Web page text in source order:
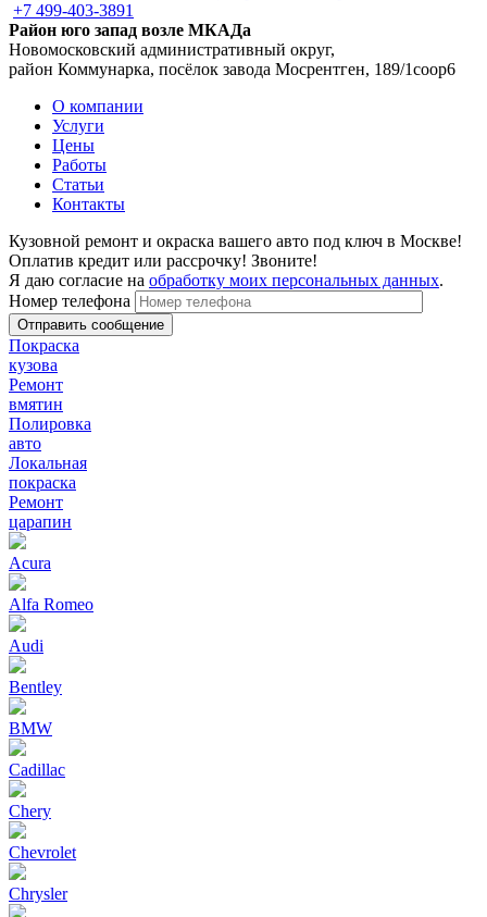
+7 499-403-3891
Район юго запад возле МКАДа
Новомосковский административный округ,
район Коммунарка, посёлок завода Мосрентген, 189/1соор6
О компании
Услуги
Цены
Работы
Статьи
Контакты
Кузовной ремонт и окраска вашего авто под ключ в Москве!
Оплатив кредит или рассрочку! Звоните!
Я даю согласие на обработку моих персональных данных.
Номер телефона
Покраска
кузова
Ремонт
вмятин
Полировка
авто
Локальная
покраска
Ремонт
царапин
Acura
Alfa Romeo
Audi
Bentley
BMW
Cadillac
Chery
Chevrolet
Chrysler